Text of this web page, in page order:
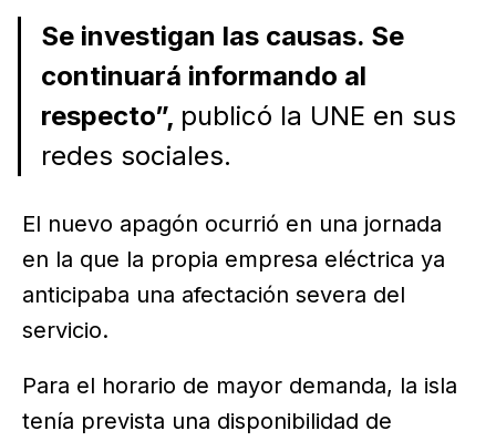
Se investigan las causas. Se
continuará informando al
respecto”, publicó la UNE en sus
redes sociales.
El nuevo apagón ocurrió en una jornada
en la que la propia empresa eléctrica ya
anticipaba una afectación severa del
servicio.
Para el horario de mayor demanda, la isla
tenía prevista una disponibilidad de